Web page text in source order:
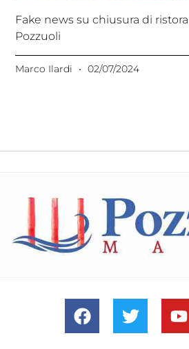
Fake news su chiusura di
Pozzuoli
Marco Ilardi 02/07/2024